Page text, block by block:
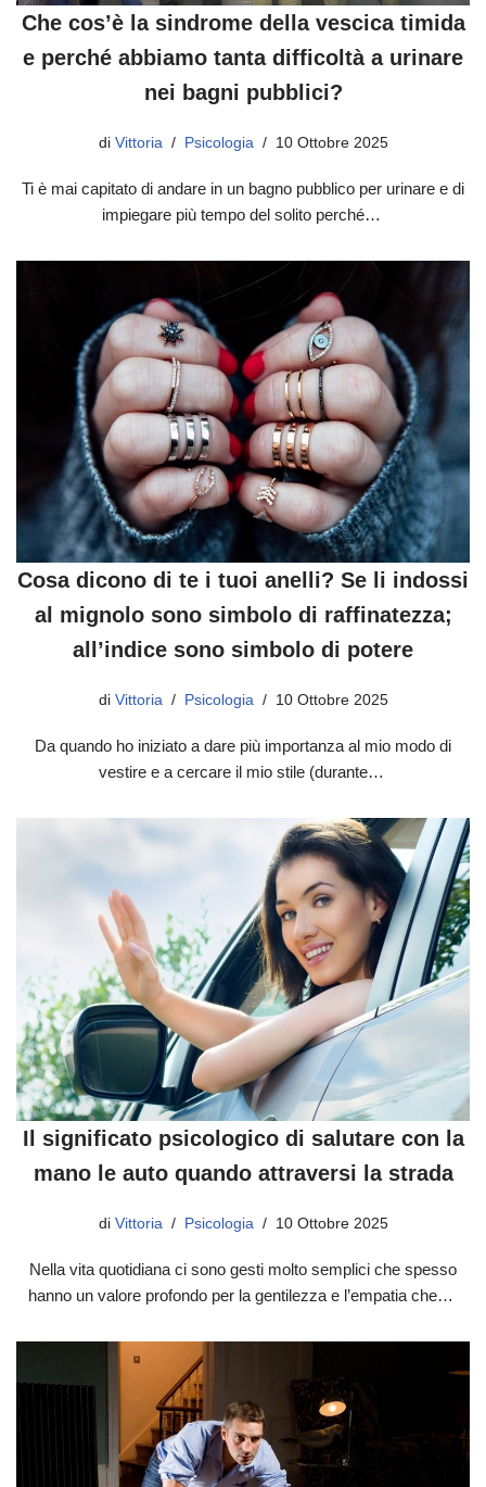
Che cos’è la sindrome della vescica timida
e perché abbiamo tanta difficoltà a urinare
nei bagni pubblici?
di Vittoria Psicologia 10 Ottobre 2025
Ti è mai capitato di andare in un bagno pubblico per urinare e di
impiegare più tempo del solito perché…
Cosa dicono di te i tuoi anelli? Se li indossi
al mignolo sono simbolo di raffinatezza;
all’indice sono simbolo di potere
di Vittoria Psicologia 10 Ottobre 2025
Da quando ho iniziato a dare più importanza al mio modo di
vestire e a cercare il mio stile (durante…
Il significato psicologico di salutare con la
mano le auto quando attraversi la strada
di Vittoria Psicologia 10 Ottobre 2025
Nella vita quotidiana ci sono gesti molto semplici che spesso
hanno un valore profondo per la gentilezza e l’empatia che…